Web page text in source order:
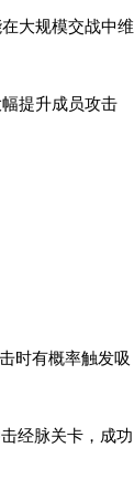
大规模交战中维
提升成员攻击
时有概率触发吸
经脉关卡，成功